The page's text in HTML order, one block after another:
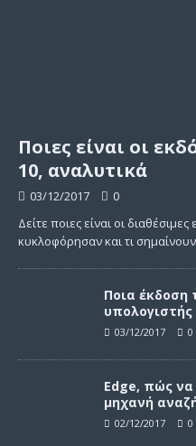
Ποιες είναι οι
10, αναλυτικά
03/12/2017
0
Δείτε ποιες είναι οι
κυκλοφόρησαν και τι
Ποια έκδοση
03/12/2017 0
Edge, πώς να
μηχανή
02/12/2017 0